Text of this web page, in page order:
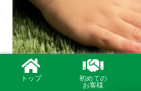
トップ
初めての
お客様